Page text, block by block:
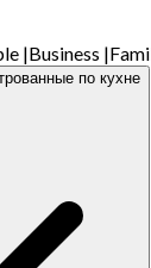
|Business |
по кухне